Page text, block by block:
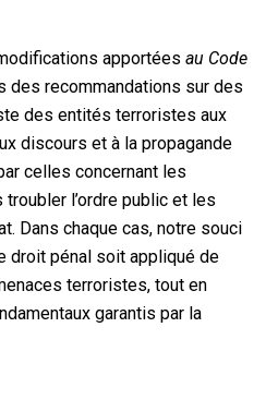
apportées au Code
des recommandations sur des
des entités terroristes aux
discours et à la propagande
celles concernant les
l’ordre public et les
Dans chaque cas, notre souci
droit pénal soit appliqué de
terroristes, tout en
garantis par la